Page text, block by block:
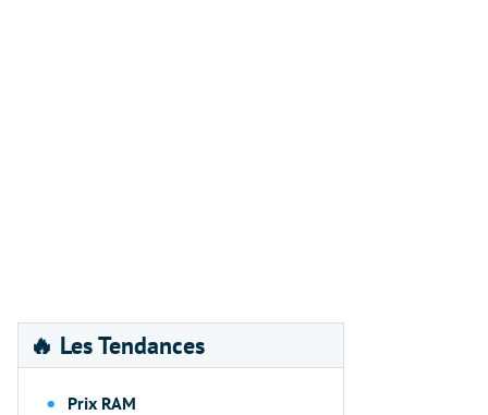
🔥 Les Tendances
Prix RAM